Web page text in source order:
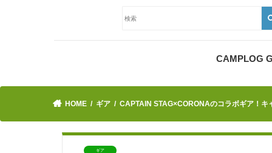
CAMPLOG
HOME ギア CAPTAIN STAG×CORONAのコラボギア！
ギア